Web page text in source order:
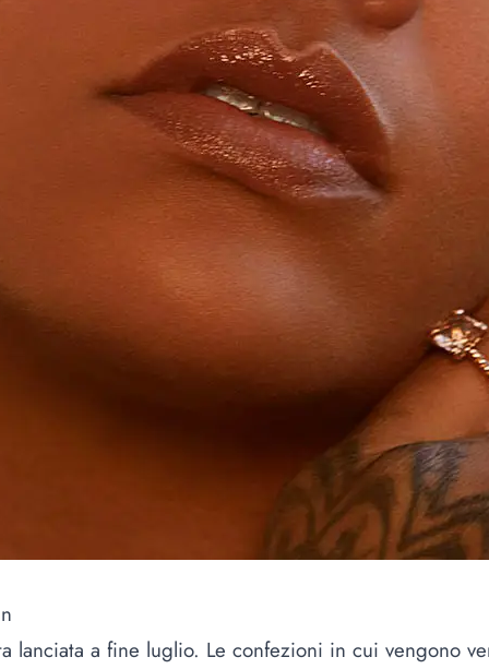
lanciata a fine luglio. Le confezioni in cui vengono